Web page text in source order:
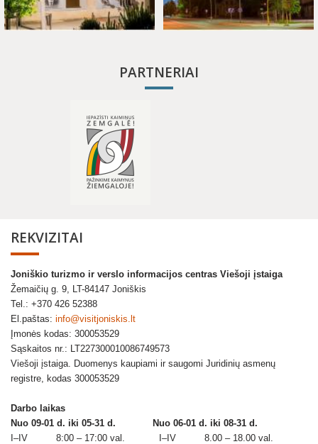
PARTNERIAI
REKVIZITAI
Joniškio turizmo ir verslo informacijos centras Viešoji įstaiga
Žemaičių g. 9, LT-84147 Joniškis
Tel.: +370 426 52388
El.paštas: info@visitjoniskis.lt
Įmonės kodas: 300053529
Sąskaitos nr.: LT227300010086749573
Viešoji įstaiga. Duomenys kaupiami ir saugomi Juridinių asmenų
registre, kodas 300053529
Darbo laikas
Nuo 09-01 d. iki 05-31 d. Nuo 06-01 d. iki 08-31 d.
I–IV 8:00 – 17:00 val. I–IV 8.00 – 18.00 val.